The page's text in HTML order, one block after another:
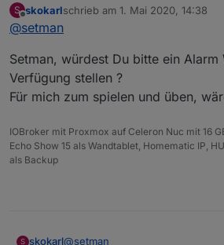
Meine Sensoren schalten auch.
S
Offline
skokarlschrieb am 1. Mai 2020, 14:38
zuletzt editiert von
@setman
Setman, würdest Du bitte ein
Verfügung stellen ?
Für mich zum spielen und üben,
IOBroker mit Proxmox auf Celeron Nuc mit 16
Echo Show 15 als Wandtablet, Homematic IP,
als Backup
S skokarl@setman